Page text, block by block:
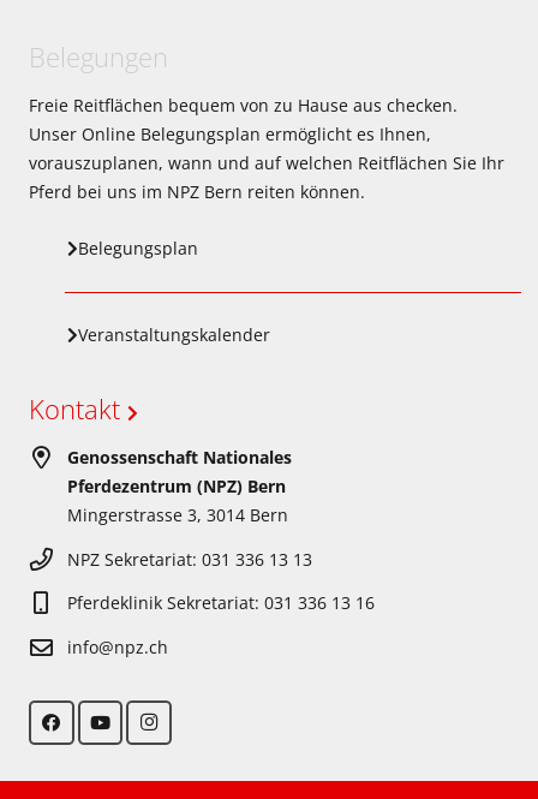
Belegungen
Freie Reitflächen bequem von zu Hause aus checken.
Unser Online Belegungsplan ermöglicht es Ihnen,
vorauszuplanen, wann und auf welchen Reitflächen Sie Ihr
Pferd bei uns im NPZ Bern reiten können.
Belegungsplan
Veranstaltungskalender
Kontakt
Genossenschaft Nationales
Pferdezentrum (NPZ) Bern
Mingerstrasse 3, 3014 Bern
NPZ Sekretariat: 031 336 13 13
Pferdeklinik Sekretariat: 031 336 13 16
info@npz.ch